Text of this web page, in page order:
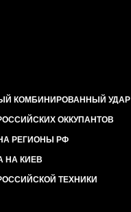
КОМБИНИРОВАННЫЙ УДАР
ОККУПАНТОВ
РЕГИОНЫ РФ
НА КИЕВ
ТЕХНИКИ